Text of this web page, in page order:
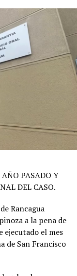
PASADO Y
DEL CASO.
Rancagua
a la pena de
ejecutado el mes
de San Francisco